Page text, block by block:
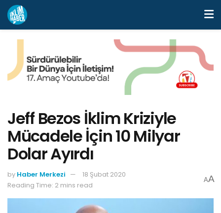
Jeff Bezos İklim Kriziyle
Mücadele İçin 10 Milyar
Dolar Ayırdı
by Haber Merkezi
18 Şubat 2020
Reading Time: 2 mins read
AA